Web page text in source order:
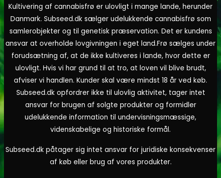
Kultivering af cannabisfrø er ulovligt i mange lande, herunder
Danmark. Subseed.dk sælger udelukkende cannabisfrø som
samlerobjekter og til genetisk præservation. Det er kundens
ansvar at overholde lovgivningen i eget land.Frø sælges under
forudsætning af, at de ikke kultiveres i lande, hvor dette er
ulovligt. Hvis vi har grund til at tro, at loven vil blive brudt,
afviser vi handlen. Kunder skal være mindst 18 år ved køb.
Subseed.dk opfordrer ikke til ulovlig aktivitet, tager intet
ansvar for brugen af solgte produkter og formidler
udelukkende information til undervisningsmæssige,
videnskabelige og historiske formål.
Subseed.dk påtager sig intet ansvar for juridiske konsekvenser
af køb eller brug af vores produkter.